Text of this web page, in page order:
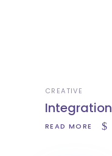
CREATIVE
Integration
READ MORE